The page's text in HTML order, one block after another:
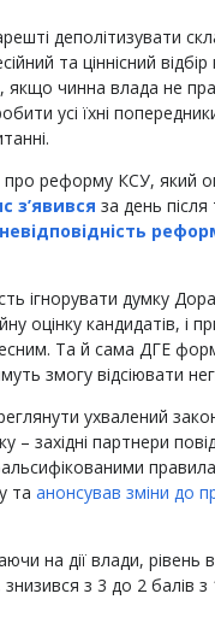
деполітизувати
та ціннісний відбір
чинна влада не
усі їхні
про реформу КСУ, який
з’явився за день
ігнорувати думку
оцінку кандидатів, і
Та й сама ДГЕ
змогу відсіювати
ухвалений
– західні партнери
та анонсував зміни до
на дії влади, рівень
з 3 до 2 балів з